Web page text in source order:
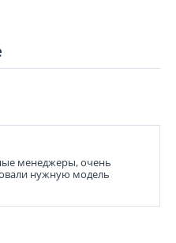
менеджеры, очень
нужную модель